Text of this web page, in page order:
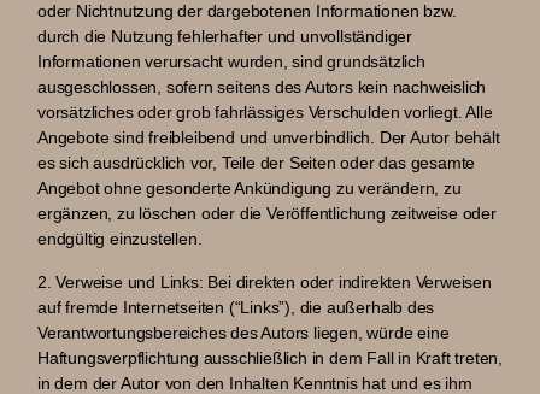
oder Nichtnutzung der dargebotenen Informationen bzw.
durch die Nutzung fehlerhafter und unvollständiger
Informationen verursacht wurden, sind grundsätzlich
ausgeschlossen, sofern seitens des Autors kein nachweislich
vorsätzliches oder grob fahrlässiges Verschulden vorliegt. Alle
Angebote sind freibleibend und unverbindlich. Der Autor behält
es sich ausdrücklich vor, Teile der Seiten oder das gesamte
Angebot ohne gesonderte Ankündigung zu verändern, zu
ergänzen, zu löschen oder die Veröffentlichung zeitweise oder
endgültig einzustellen.
2. Verweise und Links: Bei direkten oder indirekten Verweisen
auf fremde Internetseiten (“Links”), die außerhalb des
Verantwortungsbereiches des Autors liegen, würde eine
Haftungsverpflichtung ausschließlich in dem Fall in Kraft treten,
in dem der Autor von den Inhalten Kenntnis hat und es ihm